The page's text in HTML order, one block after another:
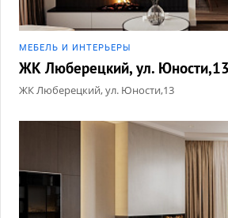
МЕБЕЛЬ И ИНТЕРЬЕРЫ
ЖК Люберецкий, ул. Юности,13
ЖК Люберецкий, ул. Юности,13